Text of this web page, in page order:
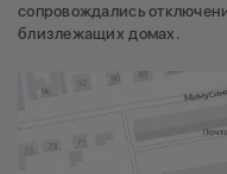
сопровождались
близлежащих домах.